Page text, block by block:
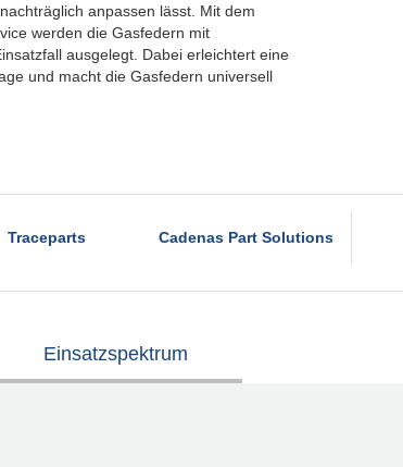
anpassen lässt. Mit dem
werden die Gasfedern mit
ausgelegt. Dabei erleichtert eine
und macht die Gasfedern universell
Traceparts Cadenas Part Solutions
Einsatzspektrum